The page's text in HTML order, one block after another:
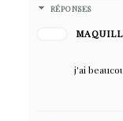
RÉPONSES
j'ai